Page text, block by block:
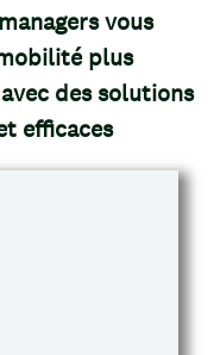
vous
plus
des solutions
efficaces